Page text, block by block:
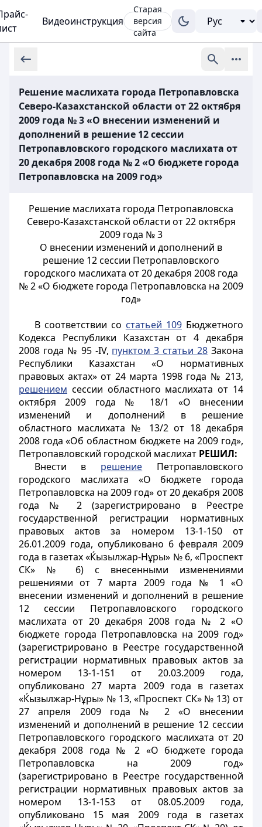
Видеоинструкция
Старая
версия
сайта
Решение маслихата города Петропавловска
Северо-Казахстанской области от 22 октября
2009 года № 3 «О внесении изменений и
дополнений в решение 12 сессии
Петропавловского городского маслихата от
20 декабря 2008 года № 2 «О бюджете города
Петропавловска на 2009 год»
Решение маслихата города Петропавловска
Северо-Казахстанской области от 22 октября
2009 года № 3
О внесении изменений и дополнений в
решение 12 сессии Петропавловского
городского маслихата от 20 декабря 2008 года
№ 2 «О бюджете города Петропавловска на 2009
год»
В соответствии со статьей 109Бюджетного
Кодекса Республики Казахстан от 4 декабря
2008 года № 95 -IV, пунктом 3 статьи 28 Закона
Республики Казахстан «О нормативных
правовых актах» от 24 марта 1998 года № 213,
решением сессии областного маслихата от 14
октября 2009 года № 18/1 «О внесении
изменений и дополнений в решение
областного маслихата № 13/2 от 18 декабря
2008 года «Об областном бюджете на 2009 год»,
Петропавловский городской маслихат РЕШИЛ:
Внести в решение Петропавловского
городского маслихата «О бюджете города
Петропавловска на 2009 год» от 20 декабря 2008
года № 2 (зарегистрировано в Реестре
государственной регистрации нормативных
правовых актов за номером 13-1-150 от
26.01.2009 года, опубликовано 6 февраля 2009
года в газетах «Ќызылжар-Нұры» № 6, «Проспект
СК» № 6) с внесенными изменениями
решениями от 7 марта 2009 года № 1 «О
внесении изменений и дополнений в решение
12 сессии Петропавловского городского
маслихата от 20 декабря 2008 года № 2 «О
бюджете города Петропавловска на 2009 год»
(зарегистрировано в Реестре государственной
регистрации нормативных правовых актов за
номером 13-1-151 от 20.03.2009 года,
опубликовано 27 марта 2009 года в газетах
«Ќызылжар-Нұры» № 13, «Проспект СК» № 13) от
27 апреля 2009 года № 2 «О внесении
изменений и дополнений в решение 12 сессии
Петропавловского городского маслихата от 20
декабря 2008 года № 2 «О бюджете города
Петропавловска на 2009 год»
(зарегистрировано в Реестре государственной
регистрации нормативных правовых актов за
номером 13-1-153 от 08.05.2009 года,
опубликовано 15 мая 2009 года в газетах